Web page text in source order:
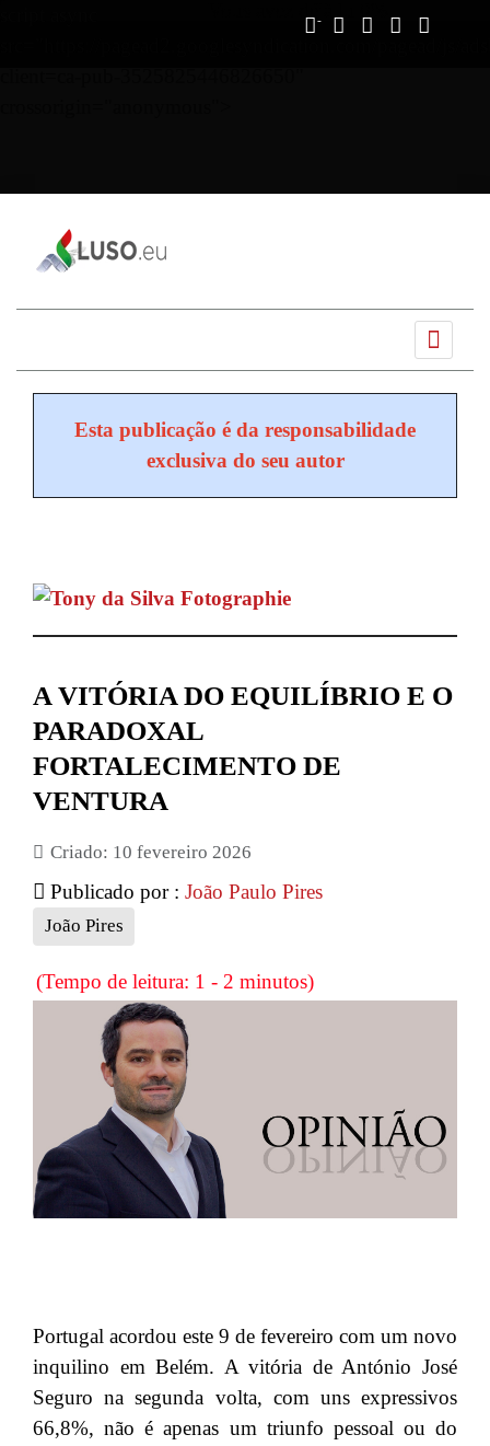
Esta publicação é da responsabilidade
exclusiva do seu autor
A VITÓRIA DO EQUILÍBRIO E O
PARADOXAL
FORTALECIMENTO DE
VENTURA
Criado: 10 fevereiro 2026
Publicado por : João Paulo Pires
João Pires
(Tempo de leitura: 1 - 2 minutos)
Portugal acordou este 9 de fevereiro com um novo
inquilino em Belém. A vitória de António José
Seguro na segunda volta, com uns expressivos
66,8%, não é apenas um triunfo pessoal ou do
Ano
Mês
Próximo
Próximo